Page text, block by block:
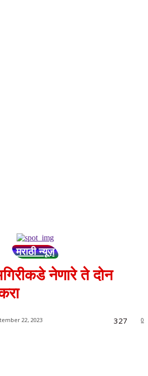
मराठी न्यूज़
नेणारे ते दोन
22, 2023 0
327